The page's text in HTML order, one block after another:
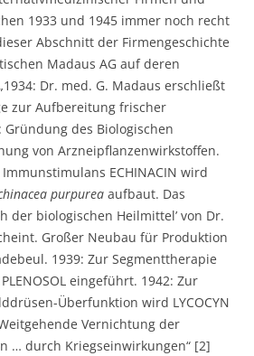
1933 und 1945 immer noch recht
Abschnitt der Firmengeschichte
Madaus AG auf deren
Dr. med. G. Madaus erschließt
zur Aufbereitung frischer
des Biologischen
von Arzneipflanzenwirkstoffen.
ECHINACIN wird
purpurea aufbaut. Das
der biologischen Heilmittel’ von Dr.
Großer Neubau für Produktion
1939: Zur Segmenttherapie
eingeführt. 1942: Zur
Überfunktion wird LYCOCYN
Vernichtung der
… durch Kriegseinwirkungen“ [2]